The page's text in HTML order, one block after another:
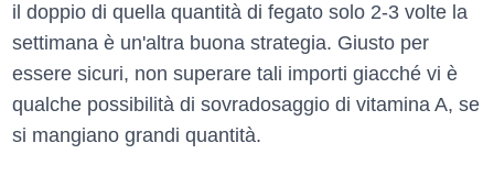
il doppio di quella quantità di fegato solo 2-3 volte la
settimana è un'altra buona strategia. Giusto per
essere sicuri, non superare tali importi giacché vi è
qualche possibilità di sovradosaggio di vitamina A, se
si mangiano grandi quantità.